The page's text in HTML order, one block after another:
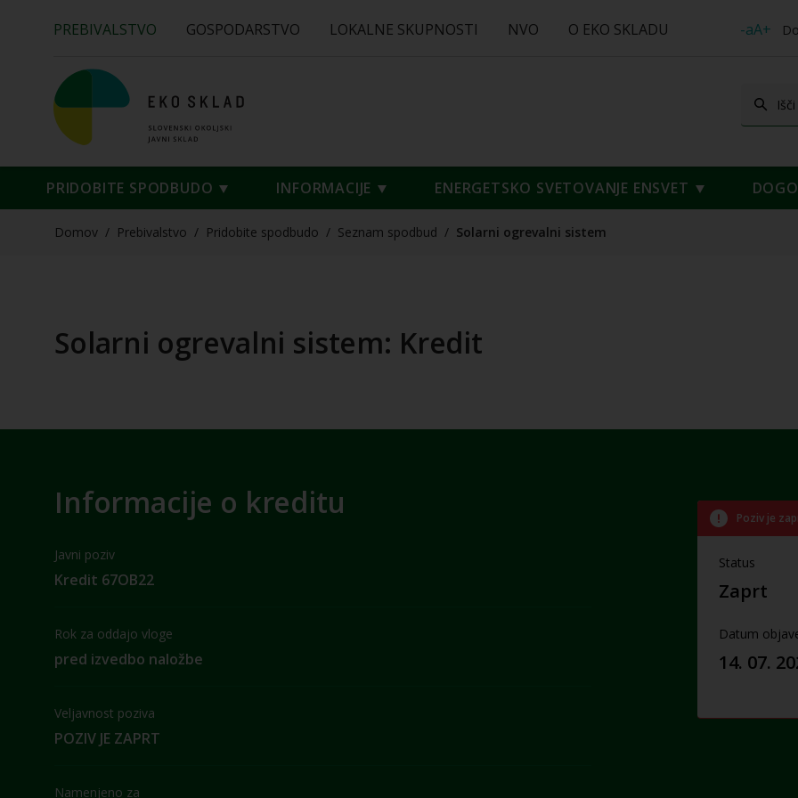
PREBIVALSTVO GOSPODARSTVO LOKALNE SKUPNOSTI NVO O EKO SKLADU -aA+
PRIDOBITE SPODBUDO INFORMACIJE ENERGETSKO SVETOVANJE ENSVET
Domov / Prebivalstvo / Pridobite spodbudo / Seznam spodbud / Solarni ogrevalni sistem
Solarni ogrevalni sistem: Kredit
Informacije o kreditu
Javni poziv
Kredit 67OB22
Rok za oddajo vloge
pred izvedbo naložbe
Veljavnost poziva
POZIV JE ZAPRT
Namenjeno za
Poziv je
Status
Zaprt
Datum
14. 07.